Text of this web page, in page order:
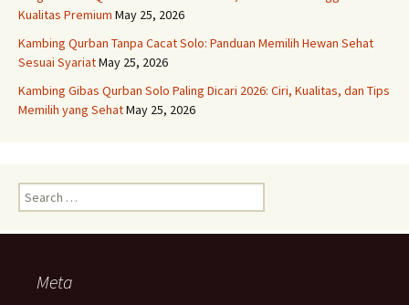
Kualitas Premium May 25, 2026
Kambing Qurban Tanpa Cacat Solo: Panduan Memilih Hewan Sehat
Sesuai SyariatMay 25, 2026
Kambing Gibas Qurban Solo Paling Dicari 2026: Ciri, Kualitas, dan Tips
Memilih yang SehatMay 25, 2026
Search
for:
Meta